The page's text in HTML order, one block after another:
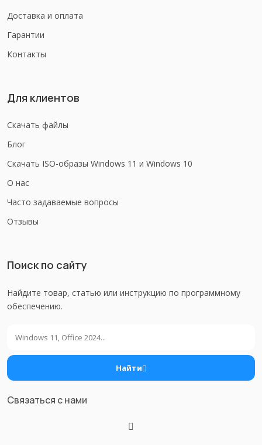
Доставка и оплата
Гарантии
Контакты
Для клиентов
Скачать файлы
Блог
Скачать ISO-образы Windows 11 и Windows 10
О нас
Часто задаваемые вопросы
Отзывы
Поиск по сайту
Найдите товар, статью или инструкцию по программному
обеспечению.
Найти
Связаться с нами